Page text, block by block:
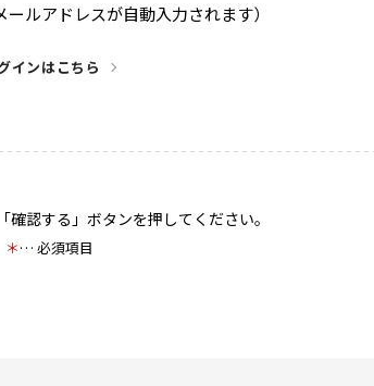
ールアドレスが自動入力されます）
インはこちら
認する」ボタンを押してください。
＊… 必須項目